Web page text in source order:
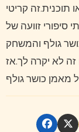
תוכנית.זה קריטי
זוועה של
גולף והמשחק
לא יקרה לך.אז